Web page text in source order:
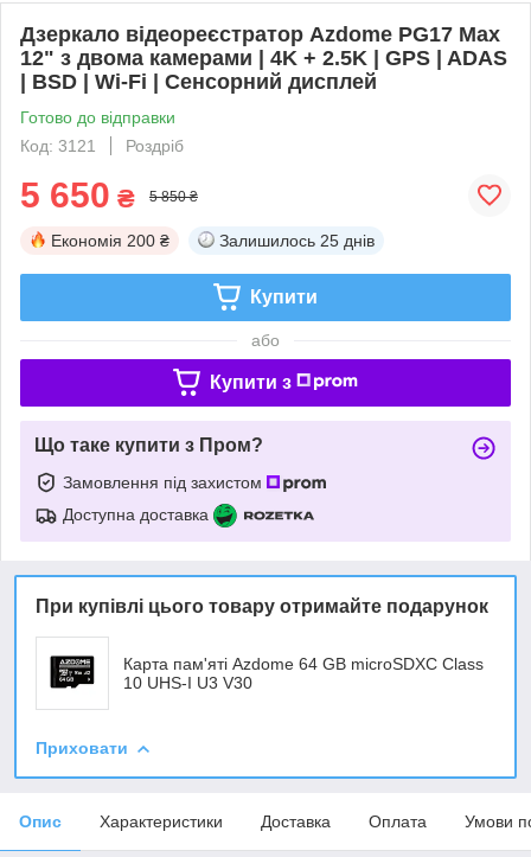
Дзеркало відеореєстратор Azdome PG17 Max
12" з двома камерами | 4K + 2.5K | GPS | ADAS
| BSD | Wi-Fi | Сенсорний дисплей
Готово до відправки
Код: 3121
Роздріб
5 650 ₴ 5 850 ₴
Економія 200 ₴ Залишилось 25 днів
Купити
або
Купити з
Що таке купити з Пром?
Замовлення під захистом
Доступна доставка
При купівлі цього товару отримайте подарунок
Карта пам'яті Azdome 64 GB microSDXC Class
10 UHS-I U3 V30
Приховати
Опис Характеристики Доставка Оплата Умови